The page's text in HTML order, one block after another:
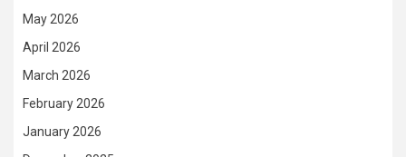
May 2026
April 2026
March 2026
February 2026
January 2026